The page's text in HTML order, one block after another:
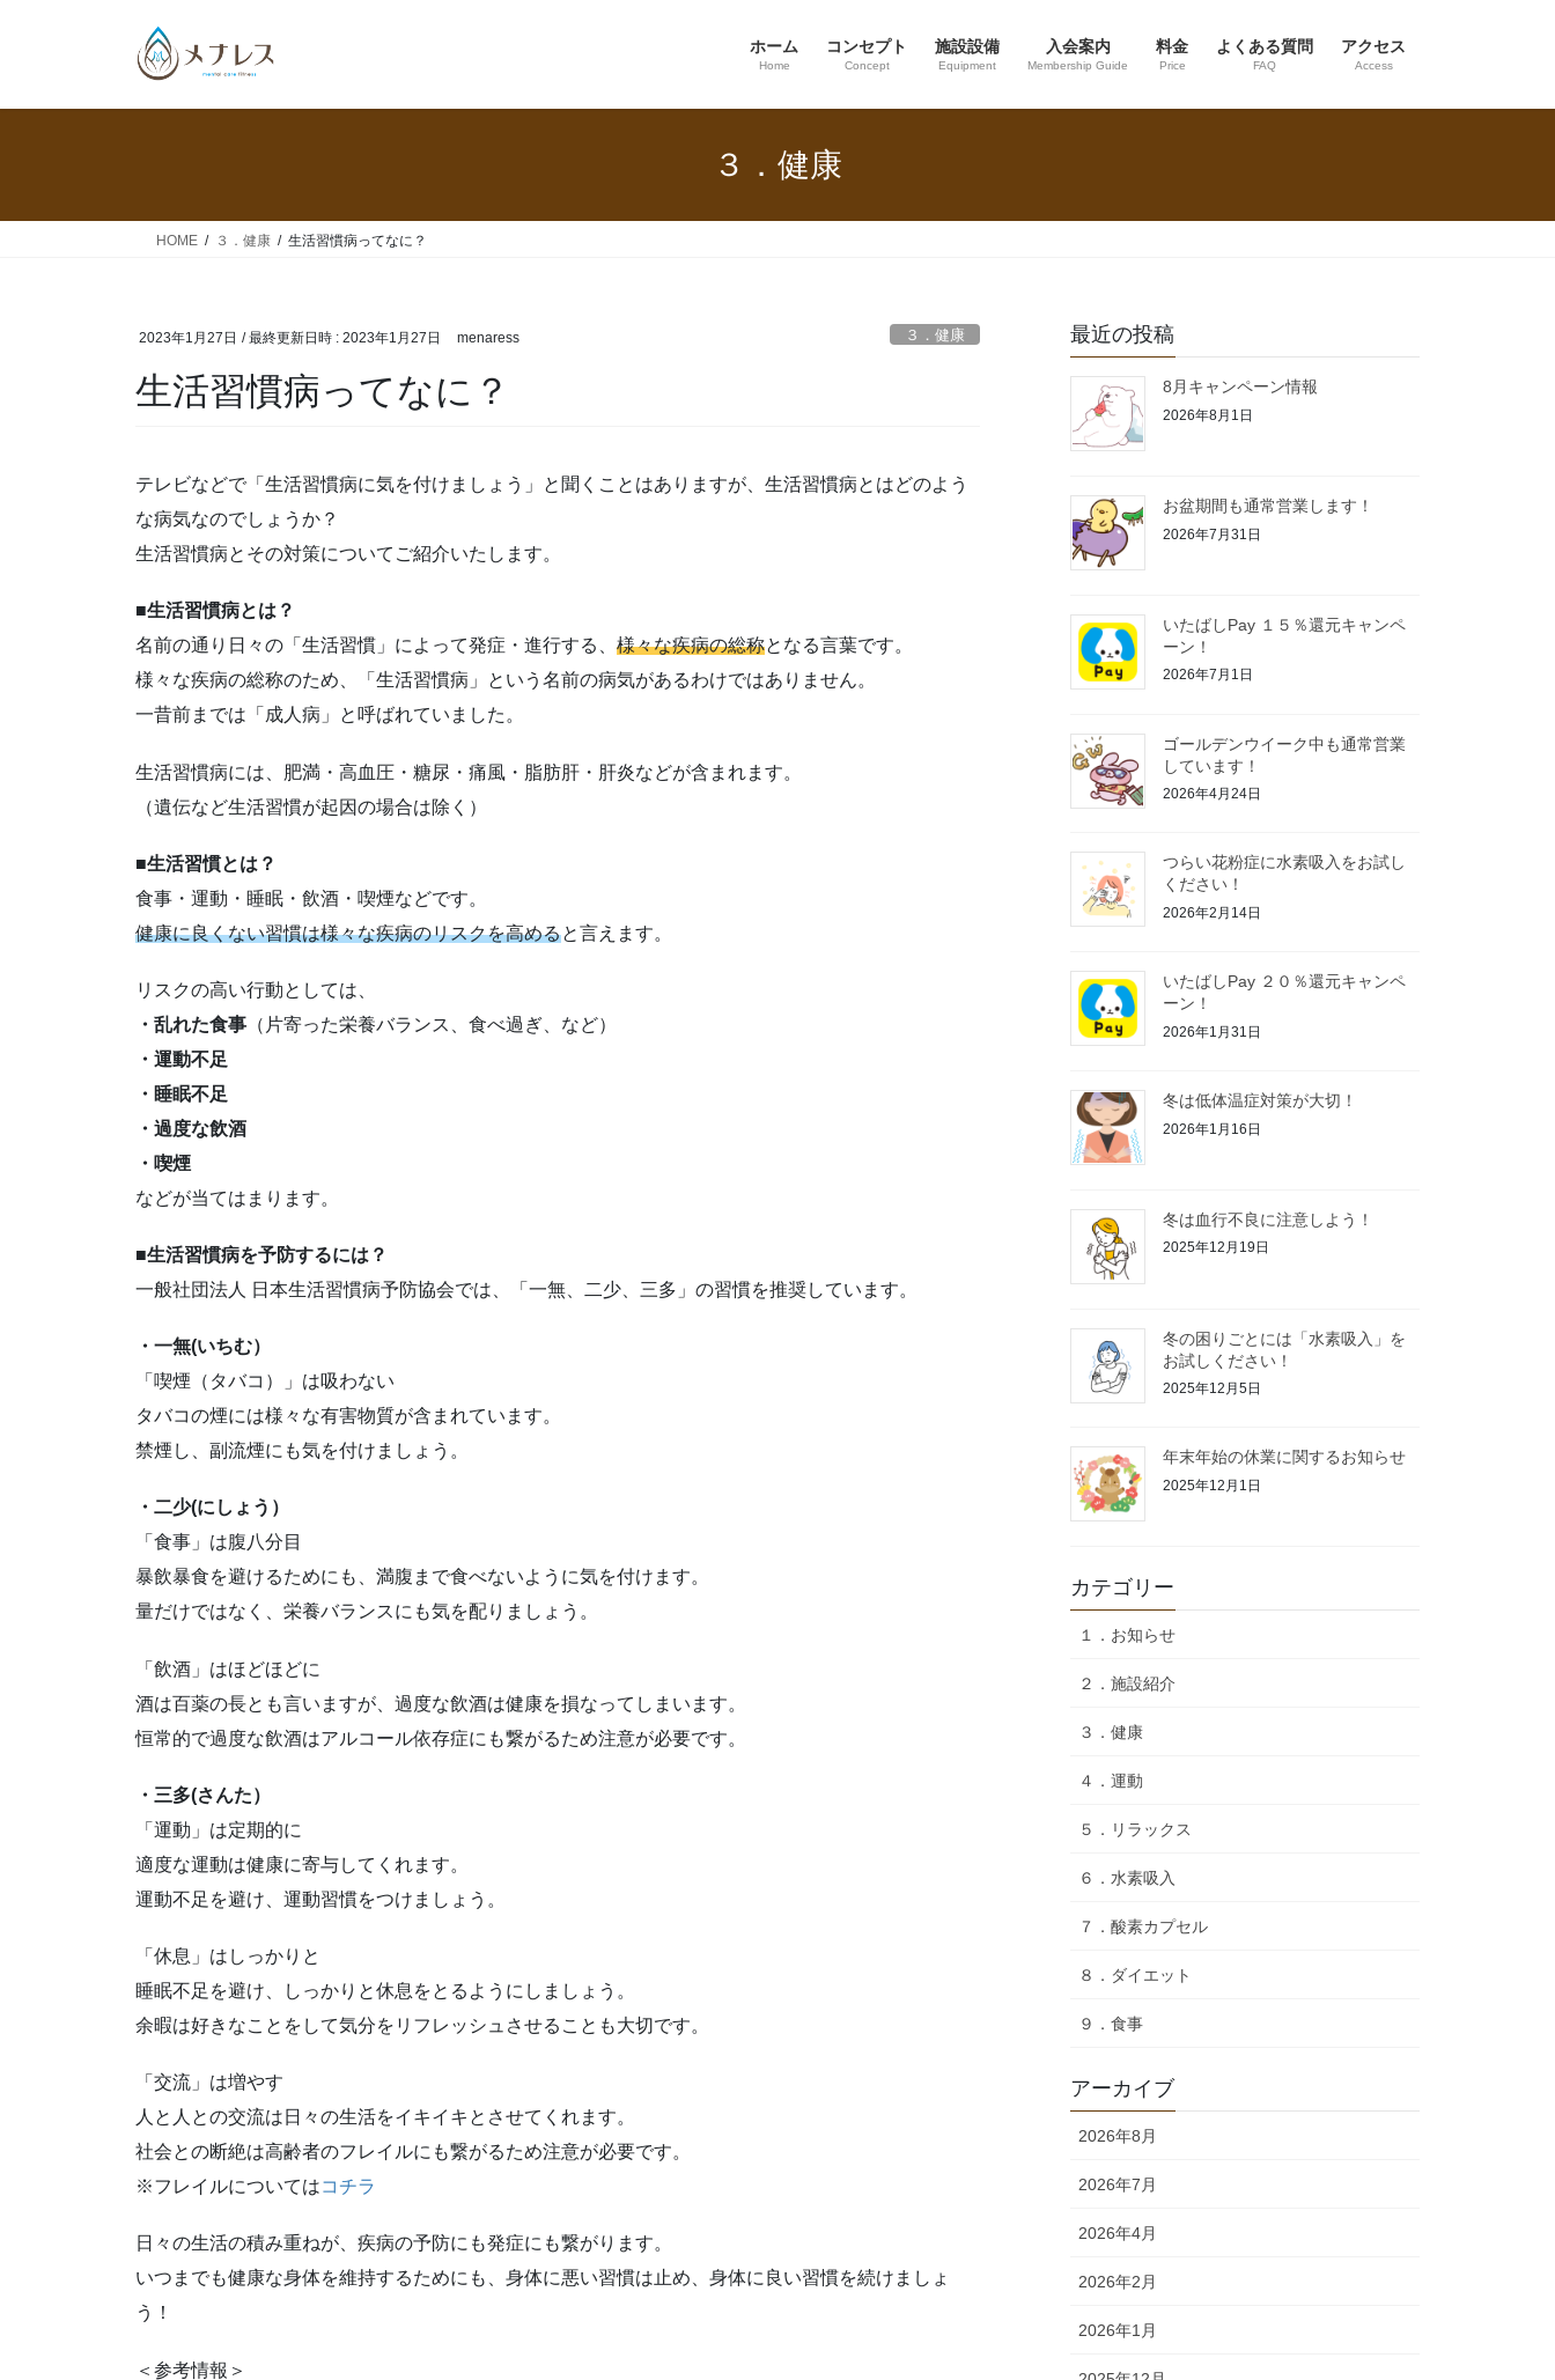
ホーム
Home
コンセプト
Concept
施設設備
Equipment
入会案内
Membership Guide
料金
Price
よくある質問
FAQ
アクセス
Access
３．健康
HOME ３．健康 生活習慣病ってなに？
2023年1月27日 / 最終更新日時 : 2023年1月27日 menaress ３．健康
生活習慣病ってなに？
テレビなどで「生活習慣病に気を付けましょう」と聞くことはありますが、生活習慣病とはどのよう
な病気なのでしょうか？
生活習慣病とその対策についてご紹介いたします。
■生活習慣病とは？
名前の通り日々の「生活習慣」によって発症・進行する、 様々な疾病の総称となる言葉です。
様々な疾病の総称のため、「生活習慣病」という名前の病気があるわけではありません。
一昔前までは「成人病」と呼ばれていました。
生活習慣病には、肥満・高血圧・糖尿・痛風・脂肪肝・肝炎などが含まれます。
（遺伝など生活習慣が起因の場合は除く）
■生活習慣とは？
食事・運動・睡眠・飲酒・喫煙などです。
健康に良くない習慣は様々な疾病のリスクを高めると言えます。
リスクの高い行動としては、
・乱れた食事 （片寄った栄養バランス、食べ過ぎ、など）
・運動不足
・睡眠不足
・過度な飲酒
・喫煙
などが当てはまります。
■生活習慣病を予防するには？
一般社団法人 日本生活習慣病予防協会では、「一無、二少、三多」の習慣を推奨しています。
・一無(いちむ）
「喫煙（タバコ）」は吸わない
タバコの煙には様々な有害物質が含まれています。
禁煙し、副流煙にも気を付けましょう。
・二少(にしょう）
「食事」は腹八分目
暴飲暴食を避けるためにも、満腹まで食べないように気を付けます。
量だけではなく、栄養バランスにも気を配りましょう。
「飲酒」はほどほどに
酒は百薬の長とも言いますが、過度な飲酒は健康を損なってしまいます。
恒常的で過度な飲酒はアルコール依存症にも繋がるため注意が必要です。
・三多(さんた）
「運動」は定期的に
適度な運動は健康に寄与してくれます。
運動不足を避け、運動習慣をつけましょう。
「休息」はしっかりと
睡眠不足を避け、しっかりと休息をとるようにしましょう。
余暇は好きなことをして気分をリフレッシュさせることも大切です。
「交流」は増やす
人と人との交流は日々の生活をイキイキとさせてくれます。
社会との断絶は高齢者のフレイルにも繋がるため注意が必要です。
※フレイルについてはコチラ
日々の生活の積み重ねが、疾病の予防にも発症にも繋がります。
いつまでも健康な身体を維持するためにも、身体に悪い習慣は止め、身体に良い習慣を続けましょ
う！
＜参考情報＞
最近の投稿
8月キャンペーン情報
2026年8月1日
お盆期間も通常営業します！
2026年7月31日
いたばしPay １５％還元キャンペ
ーン！
2026年7月1日
ゴールデンウイーク中も通常営業
しています！
2026年4月24日
つらい花粉症に水素吸入をお試し
ください！
2026年2月14日
いたばしPay ２０％還元キャンペ
ーン！
2026年1月31日
冬は低体温症対策が大切！
2026年1月16日
冬は血行不良に注意しよう！
2025年12月19日
冬の困りごとには「水素吸入」を
お試しください！
2025年12月5日
年末年始の休業に関するお知らせ
2025年12月1日
カテゴリー
１．お知らせ
２．施設紹介
３．健康
４．運動
５．リラックス
６．水素吸入
７．酸素カプセル
８．ダイエット
９．食事
アーカイブ
2026年8月
2026年7月
2026年4月
2026年2月
2026年1月